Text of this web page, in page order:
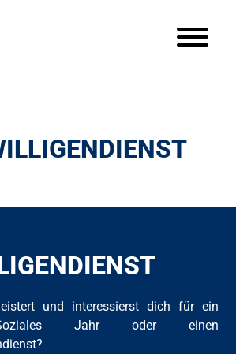
und interessierst dich für ein
Jahr oder einen